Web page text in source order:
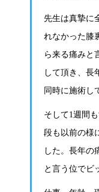
先生は真摯に
れなかった膝
ら来る痛みと
して頂き、長
同時に施術し
そして1週間
段も以前の様
した。長年
と言う位でビ